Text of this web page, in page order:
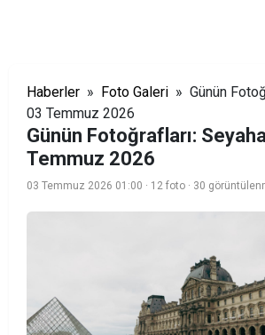
Haberler » Foto Galeri » Günün
03 Temmuz 2026
Günün Fotoğrafları:
Temmuz 2026
03 Temmuz 2026 01:00 · 12 foto · 30